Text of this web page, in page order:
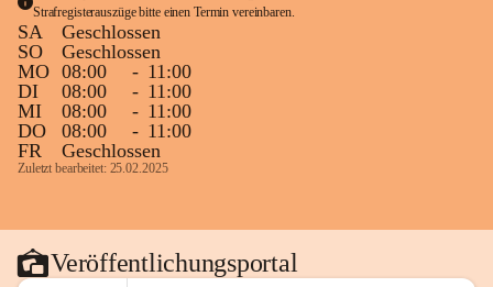
Strafregisterauszüge bitte einen Termin vereinbaren.
SA
Geschlossen
SO
Geschlossen
MO 08:00 - 11:00
DI
08:00 - 11:00
MI
08:00 - 11:00
DO
08:00 - 11:00
FR
Geschlossen
Zuletzt bearbeitet: 25.02.2025
Veröffentlichungsportal